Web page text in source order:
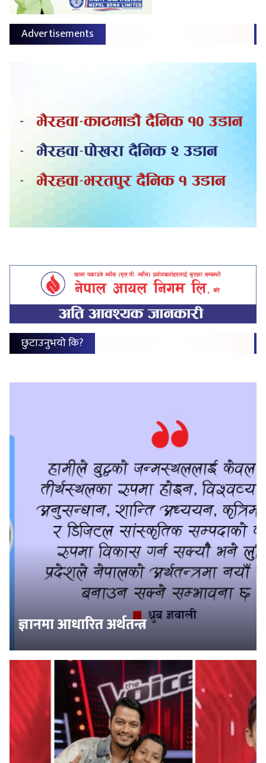
Advertisements
छुटाउनुभयो कि?
ज्ञानमा आधारित अर्थतन्त्र